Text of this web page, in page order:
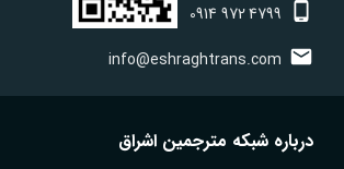
0914 9724799
info@eshraghtrans.com
درباره شبکه مترجمین اشراق